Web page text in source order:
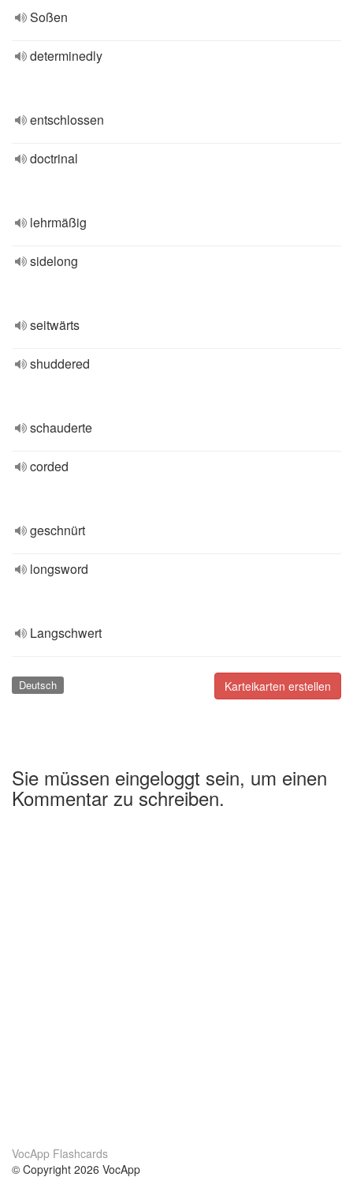
Soßen
determinedly
entschlossen
doctrinal
lehrmäßig
sidelong
seitwärts
shuddered
schauderte
corded
geschnürt
longsword
Langschwert
Karteikarten erstellen
Deutsch
Sie müssen eingeloggt sein, um einen
Kommentar zu schreiben.
VocApp Flashcards
© Copyright 2026 VocApp